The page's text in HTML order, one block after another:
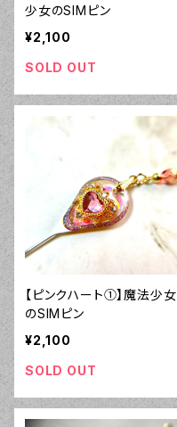
少女のSIMピン
¥2,100
SOLD OUT
【ピンクハート①】魔法少女
のSIMピン
¥2,100
SOLD OUT